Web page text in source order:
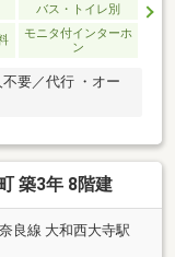
バス・トイレ別
モニタ付インターホ
ン
要／代行 ・オー
築3年 8階建
良線 大和西大寺駅